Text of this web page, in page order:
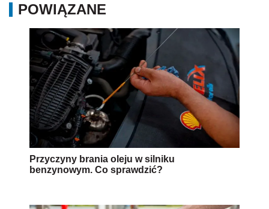
POWIĄZANE
Przyczyny brania oleju w silniku
benzynowym. Co sprawdzić?